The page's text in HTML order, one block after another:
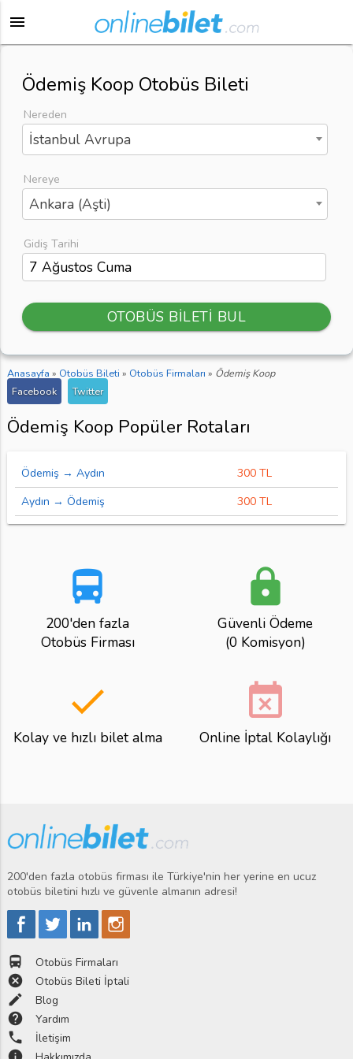
menu
Ödemiş Koop Otobüs Bileti
Nereden
İstanbul Avrupa
Nereye
Ankara (Aşti)
Gidiş Tarihi
OTOBÜS BİLETİ BUL
Anasayfa » Otobüs Bileti » Otobüs Firmaları » Ödemiş Koop
Facebook
Twitter
Ödemiş Koop Popüler Rotaları
Ödemiş → Aydın
300 TL
Aydın → Ödemiş
300 TL
directions_bus
200'den fazla
Otobüs Firması
lock
Güvenli Ödeme
(0 Komisyon)
done
Kolay ve hızlı bilet alma
event_busy
Online İptal Kolaylığı
200'den fazla otobüs firması ile Türkiye'nin her yerine en ucuz
otobüs biletini hızlı ve güvenle almanın adresi!
directions_bus Otobüs Firmaları
cancel Otobüs Bileti İptali
edit Blog
help Yardım
phone İletişim